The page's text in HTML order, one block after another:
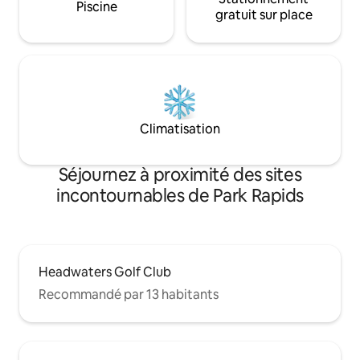
Piscine
gratuit sur place
Climatisation
Séjournez à proximité des sites
incontournables de Park Rapids
Headwaters Golf Club
Recommandé par 13 habitants